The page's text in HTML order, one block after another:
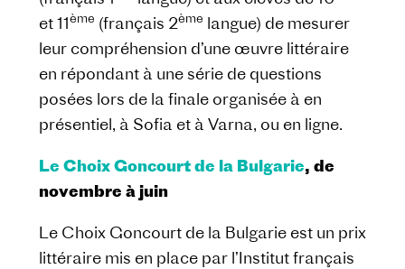
et 11ème (français 2ème langue) de mesurer
leur compréhension d’une œuvre littéraire
en répondant à une série de questions
posées lors de la finale organisée à en
présentiel, à Sofia et à Varna, ou en ligne.
Le Choix Goncourt de la Bulgarie, de
novembre à juin
Le Choix Goncourt de la Bulgarie est un prix
littéraire mis en place par l’Institut français